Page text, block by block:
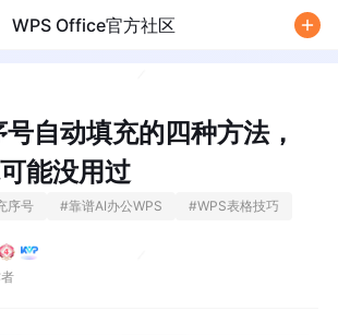
WPS Office官方社区
自动填充的四种方法，
能没用过
序号 #靠谱AI办公WPS #WPS表格技巧